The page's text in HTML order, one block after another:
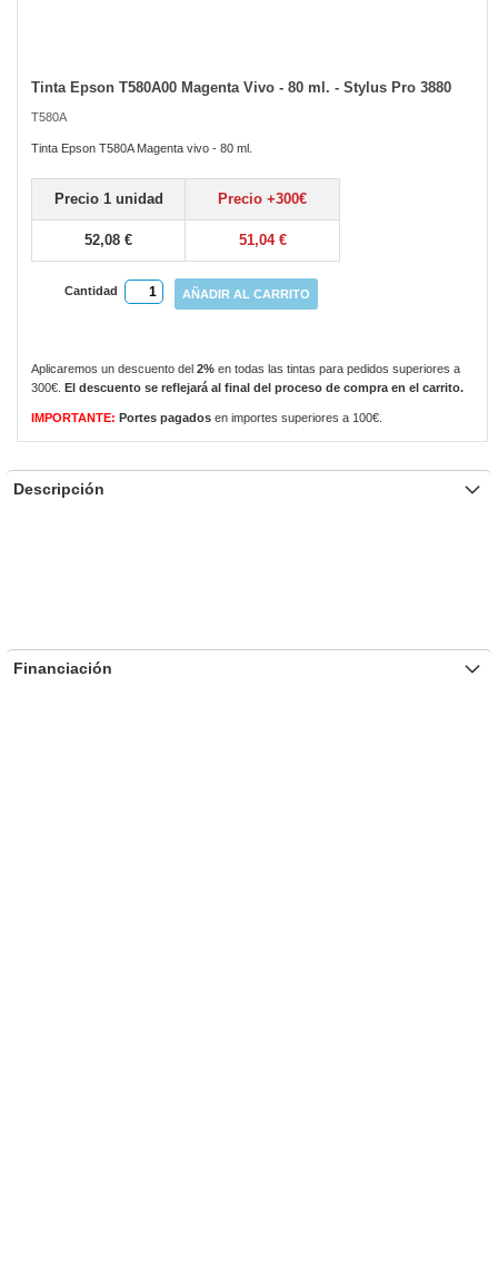
Tinta Epson T580A00 Magenta Vivo - 80 ml. - Stylus Pro 3880
T580A
Tinta Epson T580A Magenta vivo - 80 ml.
Precio 1 unidad Precio +300€
52,08 € 51,04 €
Cantidad AÑADIR AL CARRITO
Aplicaremos un descuento del 2% en todas las tintas para pedidos superiores a
300€.
El descuento se reflejará al final del proceso de compra en el carrito.
IMPORTANTE: Portes pagados en importes superiores a 100€.
Skip
the
beginning
the
images
gallery
Descripción
Financiación